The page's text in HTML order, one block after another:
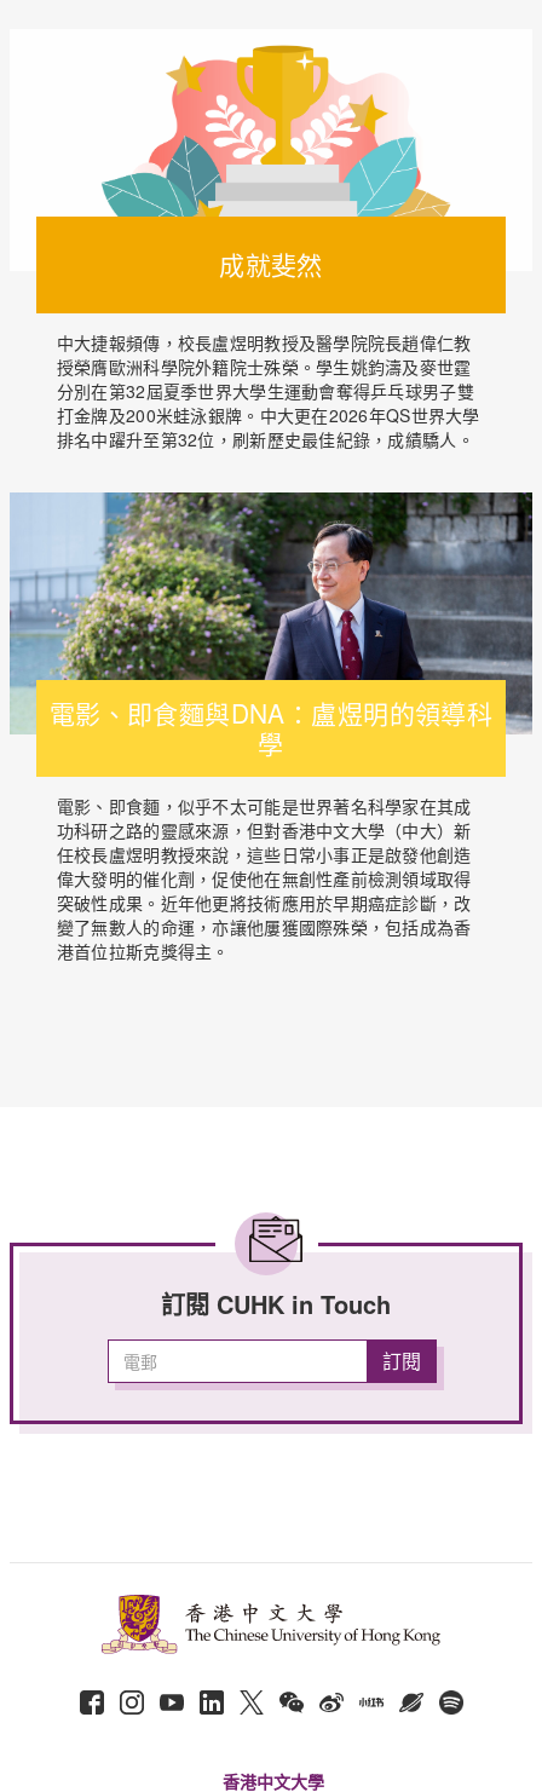
成就斐然
中大捷報頻傳，校長盧煜明教授及醫學院院長趙偉仁教
授榮膺歐洲科學院外籍院士殊榮。學生姚鈞濤及麥世霆
分別在第32屆夏季世界大學生運動會奪得乒乓球男子雙
打金牌及200米蛙泳銀牌。中大更在2026年QS世界大學
排名中躍升至第32位，刷新歷史最佳紀錄，成績驕人。
電影、即食麵與DNA：盧煜明的領導科
學
電影、即食麵，似乎不太可能是世界著名科學家在其成
功科研之路的靈感來源，但對香港中文大學（中大）新
任校長盧煜明教授來說，這些日常小事正是啟發他創造
偉大發明的催化劑，促使他在無創性產前檢測領域取得
突破性成果。近年他更將技術應用於早期癌症診斷，改
變了無數人的命運，亦讓他屢獲國際殊榮，包括成為香
港首位拉斯克獎得主。
訂閱 CUHK in Touch
香港中文大學